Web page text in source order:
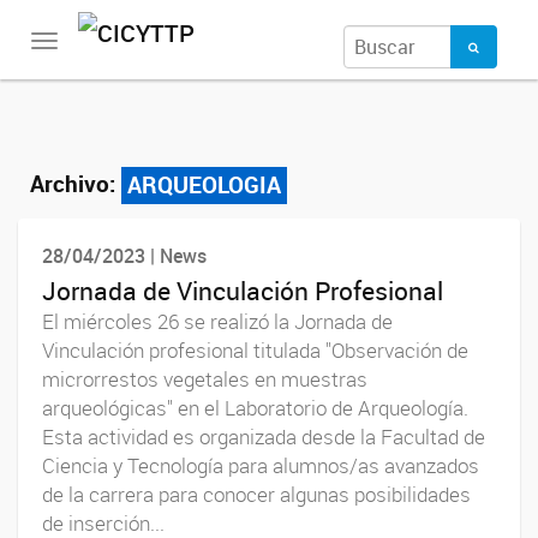
Toggle
Archivo: ARQUEOLOGIA
28/04/2023 | News
Jornada de Vinculación Profesional
El miércoles 26 se realizó la Jornada de
Vinculación profesional titulada "Observación de
microrrestos vegetales en muestras
arqueológicas" en el Laboratorio de Arqueología.
Esta actividad es organizada desde la Facultad de
Ciencia y Tecnología para alumnos/as avanzados
de la carrera para conocer algunas posibilidades
de inserción...